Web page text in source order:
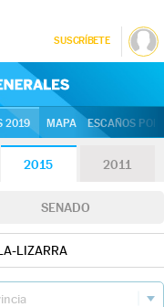
SUSCRÍBETE
2019 MAPA ESCAÑOS
2015 2011
SENADO
LIZARRA